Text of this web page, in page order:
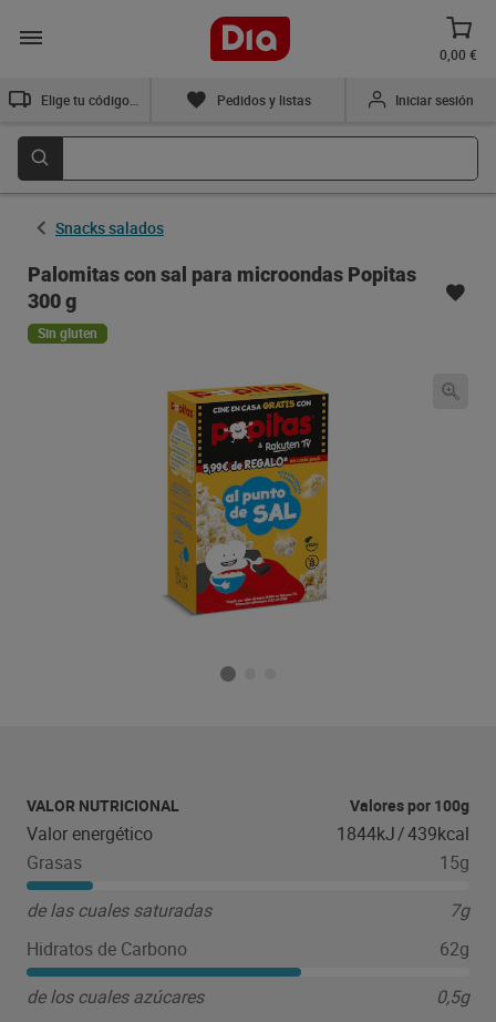
0,00 €
Pedidos y listas Iniciar sesión
Snacks salados
Palomitas con sal para microondas Popitas
300 g
Sin gluten
VALOR NUTRICIONAL Valores por 100g
Valor energético 1844kJ/439kcal
Grasas
15g
de las cuales saturadas
7g
Hidratos de Carbono
62g
de los cuales azúcares
0,5g